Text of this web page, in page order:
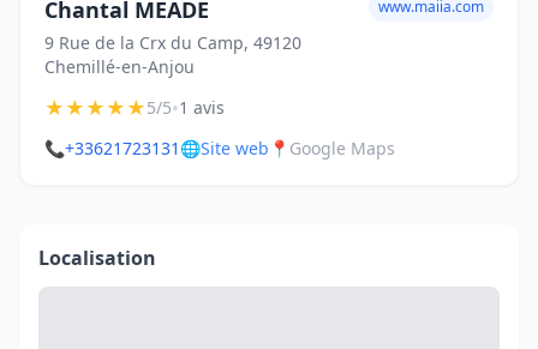
Chantal MEADE
9 Rue de la Crx du Camp, 49120
Chemillé-en-Anjou
www.maiia.com
★★★★★5/5•1 avis
📞+33621723131 🌐Site web 📍 Google Maps
Localisation